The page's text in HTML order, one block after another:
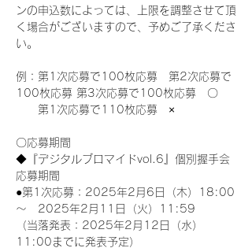
ンの申込数によっては、上限を調整させて頂
く場合がございますので、予めご了承くださ
い。
例：第1次応募で100枚応募　第2次応募で
100枚応募 第3次応募で100枚応募　〇
第1次応募で110枚応募　×
〇応募期間
◆『デジタルブロマイドvol.6』個別握手会
応募期間
●第1次応募：2025年2月6日（木）18:00
～　2025年2月11日（火）11:59
（当落発表：2025年2月12日（水）
11:00までに発表予定）